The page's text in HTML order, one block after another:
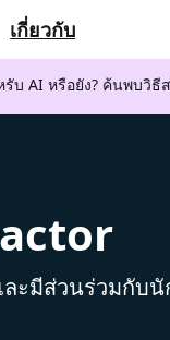
เกี่ยวกับ
รับ AI หรือยัง? ค้นพบวิ
ละมีส่วนร่วมกับ